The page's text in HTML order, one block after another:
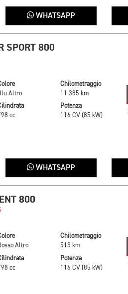
WHATSAPP
SPORT 800
Altro
Chilometraggio
11.385 km
cc
Potenza
116 CV (85 kW)
WHATSAPP
800
Altro
Chilometraggio
513 km
cc
Potenza
116 CV (85 kW)